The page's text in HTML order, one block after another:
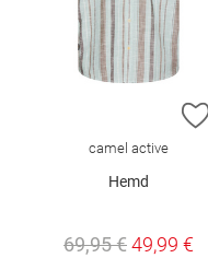
camel active
Hemd
69,95 €49,99 €